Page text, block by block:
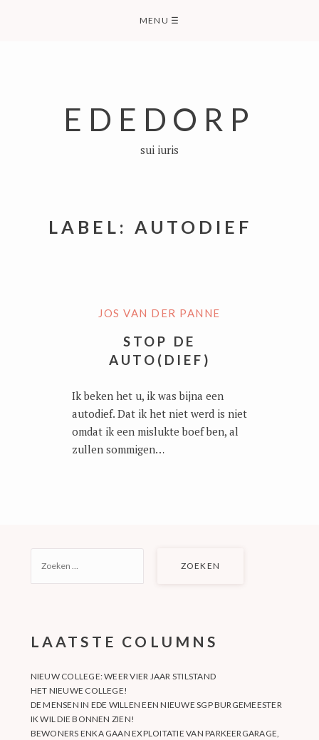
MENU ☰
EDEDORP
sui iuris
LABEL: AUTODIEF
JOS VAN DER PANNE
STOP DE
AUTO(DIEF)
Ik beken het u, ik was bijna een
autodief. Dat ik het niet werd is niet
omdat ik een mislukte boef ben, al
zullen sommigen…
NAAR:
LAATSTE COLUMNS
NIEUW COLLEGE: WEER VIER JAAR STILSTAND
HET NIEUWE COLLEGE!
DE MENSEN IN EDE WILLEN EEN NIEUWE SGP BURGEMEESTER
IK WIL DIE BONNEN ZIEN!
BEWONERS ENKA GAAN EXPLOITATIE VAN PARKEERGARAGE,